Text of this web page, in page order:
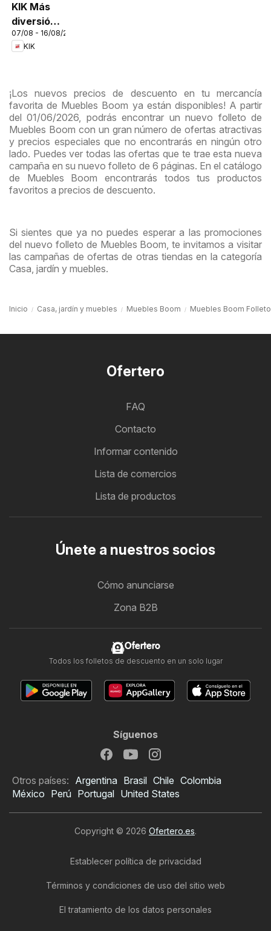
Folleto de Muebles Boom
KIK Más
diversión
en el cole
07/08 - 16/08/2026
KIK
¡Los nuevos precios de descuento en tu mercancía
favorita de Muebles Boom ya están disponibles! A partir
del 01/06/2026, podrás encontrar un nuevo folleto de
Muebles Boom con un gran número de ofertas atractivas
y precios especiales que no encontrarás en ningún otro
lado. Puedes ver todas las ofertas que te trae esta nueva
campaña en su nuevo folleto de 6 páginas. En el catálogo
de Muebles Boom encontrarás todos tus productos
favoritos a precios de descuento.
Si sientes que ya no puedes esperar a las promociones
del nuevo folleto de Muebles Boom, te invitamos a visitar
las campañas de ofertas de otras tiendas en la categoría
Casa, jardín y muebles.
Inicio Casa, jardín y muebles Muebles Boom Muebles Boom Folleto
Ofertero
FAQ
Contacto
Informar contenido
Lista de comercios
Lista de productos
Únete a nuestros socios
Cómo anunciarse
Zona B2B
Ofertero
Todos los folletos de descuento en un solo lugar
Síguenos
Otros países: Argentina Brasil Chile Colombia
México Perú Portugal United States
Copyright © 2026 Ofertero.es.
Establecer política de privacidad
Términos y condiciones de uso del sitio web
El tratamiento de los datos personales